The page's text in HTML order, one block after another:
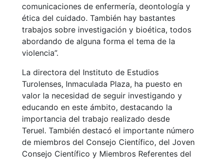
comunicaciones de enfermería, deontología y
ética del cuidado. También hay bastantes
trabajos sobre investigación y bioética, todos
abordando de alguna forma el tema de la
violencia”.
La directora del Instituto de Estudios
Turolenses, Inmaculada Plaza, ha puesto en
valor la necesidad de seguir investigando y
educando en este ámbito, destacando la
importancia del trabajo realizado desde
Teruel. También destacó el importante número
de miembros del Consejo Científico, del Joven
Consejo Científico y Miembros Referentes del